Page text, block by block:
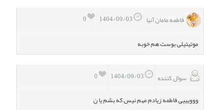
0
فاطمه مامان آنیا
موتیتیلی بوست هم خوبه
0
سوال کننده
ووویییی فاطمه زیادم مهم نیس که بشم یا ن